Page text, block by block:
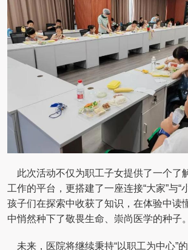
此次活动不仅为职工子女提供了一个了
工作的平台，更搭建了一座连接“大家”与“
孩子们在探索中收获了知识，在体验中读
中悄然种下了敬畏生命、崇尚医学的种子。
未来，医院将继续秉持“以职工为中心”